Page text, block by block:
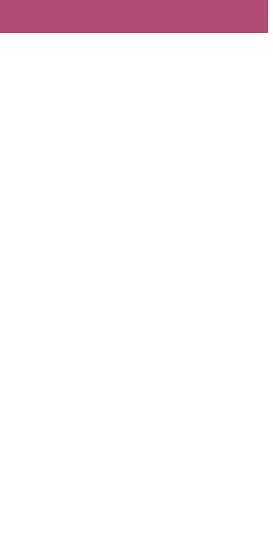
ESCOBEDO
EN LA LITERATURA TRADICIONAL
JULIO